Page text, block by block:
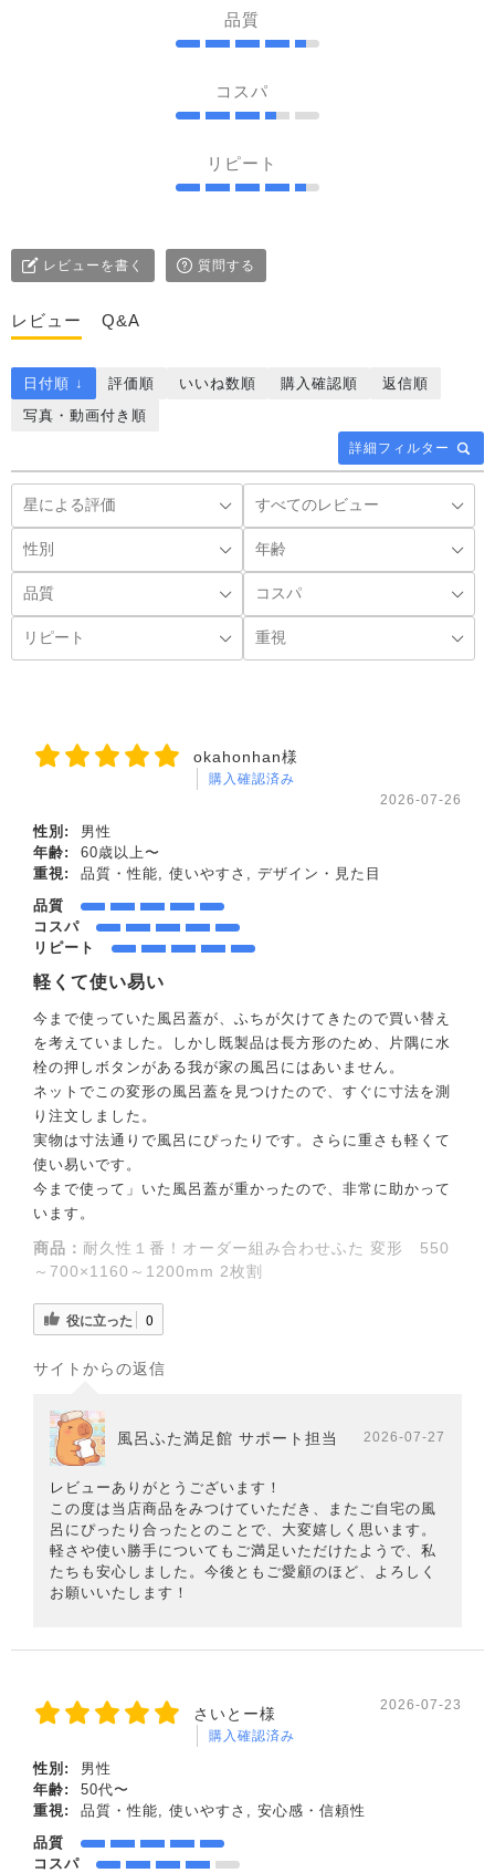
品質
コスパ
リピート
レビューを書く 質問する
レビュー Q&A
詳細フィルター
日付順 ↓ 評価順 いいね数順 購入確認順
返信順
写真・動画付き順
okahonhan様
購入確認済み
2026-07-26
性別:
男性
年齢:
60歳以上〜
重視:
品質・性能, 使いやすさ, デザイン・見た目
品質
コスパ
リピート
軽くて使い易い
今まで使っていた風呂蓋が、ふちが欠けてきたので買い替え
を考えていました。しかし既製品は長方形のため、片隅に水
栓の押しボタンがある我が家の風呂にはあいません。
ネットでこの変形の風呂蓋を見つけたので、すぐに寸法を測
り注文しました。
実物は寸法通りで風呂にぴったりです。さらに重さも軽くて
使い易いです。
今まで使って」いた風呂蓋が重かったので、非常に助かって
います。
商品： 耐久性１番！オーダー組み合わせふた 変形 550
～700×1160～1200mm 2枚割
役に立った 0
サイトからの返信
風呂ふた満足館 サポート担当 2026-07-27
レビューありがとうございます！
この度は当店商品をみつけていただき、またご自宅の風
呂にぴったり合ったとのことで、大変嬉しく思います。
軽さや使い勝手についてもご満足いただけたようで、私
たちも安心しました。今後ともご愛顧のほど、よろしく
お願いいたします！
さいとー様
購入確認済み
2026-07-23
性別:
男性
年齢:
50代〜
重視:
品質・性能, 使いやすさ, 安心感・信頼性
品質
コスパ